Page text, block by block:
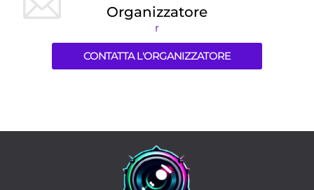
Organizzatore
r
CONTATTA L'ORGANIZZATORE